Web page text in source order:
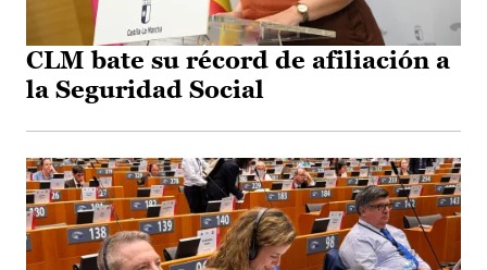
CLM bate su récord de afiliación a
la Seguridad Social